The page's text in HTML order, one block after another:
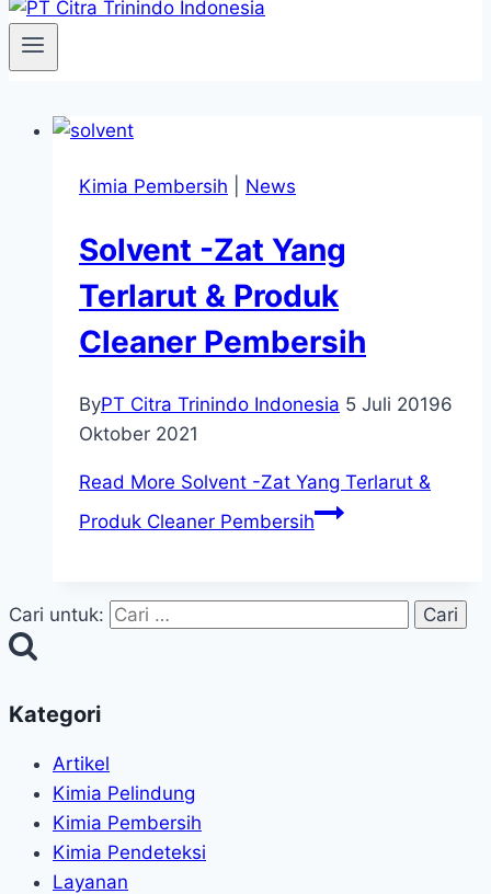
Kimia Pembersih News
Solvent -Zat Yang
Terlarut & Produk
Cleaner Pembersih
ByPT Citra Trinindo Indonesia 5 Juli 20196
Oktober 2021
Read More Solvent -Zat Yang Terlarut &
Produk Cleaner Pembersih
Cari untuk:
Kategori
Artikel
Kimia Pelindung
Kimia Pembersih
Kimia Pendeteksi
Layanan